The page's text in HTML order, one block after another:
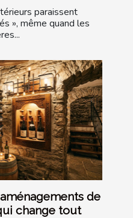
paraissent
», même quand les
de
change tout